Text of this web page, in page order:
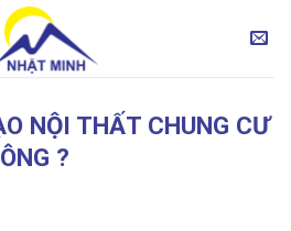
NỘI THẤT CHUNG CƯ
?